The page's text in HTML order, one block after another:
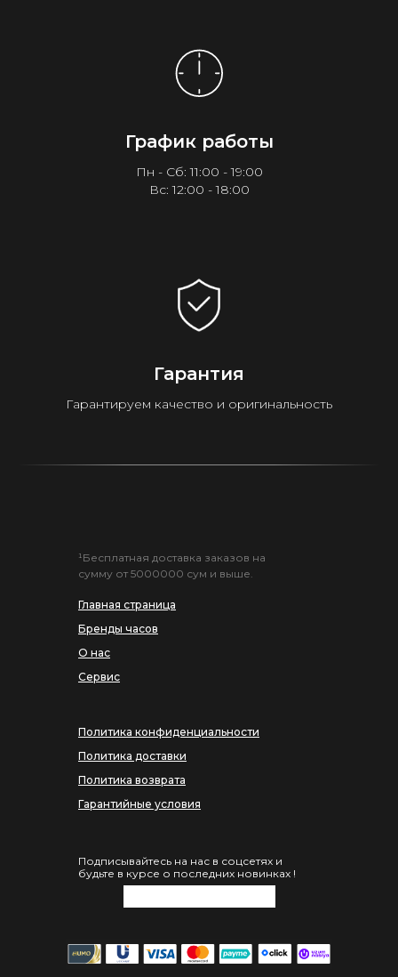
График работы
Пн - Сб: 11:00 - 19:00
Вс: 12:00 - 18:00
Гарантия
Гарантируем качество и оригинальность
Подписывайтесь на нас в соцсетях и
будьте в курсе о последних новинках !
Главная страница
Бренды часов
О нас
Сервис
¹Бесплатная доставка заказов на
сумму от 5000000 сум и выше.
Политика конфиденциальности
Политика доставки
Политика возврата
Гарантийные условия